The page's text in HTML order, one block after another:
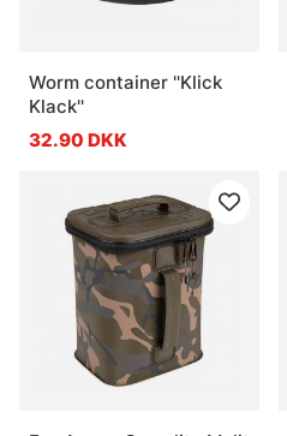
Worm container ''Klick
Klack''
32.90 DKK